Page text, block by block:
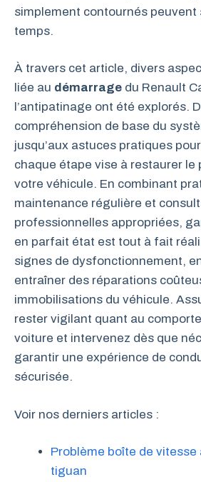
simplement contournés peuvent
temps.
À travers cet article, divers
liée au démarrage du Renault
l’antipatinage ont été explorés.
compréhension de base du
jusqu’aux astuces pratiques
chaque étape vise à restaurer le
votre véhicule. En combinant
maintenance régulière et
professionnelles appropriées,
en parfait état est tout à fait
signes de dysfonctionnement,
entraîner des réparations
immobilisations du véhicule.
rester vigilant quant au
voiture et intervenez dès que
garantir une expérience de
sécurisée.
Voir nos derniers articles :
Problème boîte de
tiguan